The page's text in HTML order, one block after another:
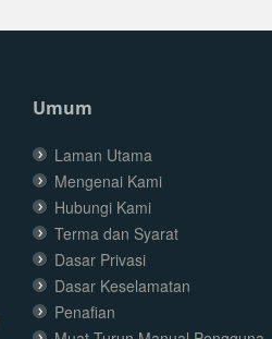
Umum
Laman Utama
Mengenai Kami
Hubungi Kami
Terma dan Syarat
Dasar Privasi
Dasar Keselamatan
Penafian